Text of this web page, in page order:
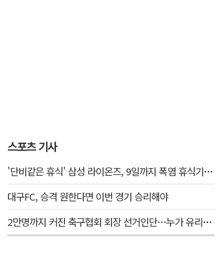
스포츠 기사
'단비같은 휴식' 삼성 라이온즈, 9일까지 폭염 휴식기에 재정비
대구FC, 승격 원한다면 이번 경기 승리해야
2만명까지 커진 축구협회 회장 선거인단…누가 유리할까